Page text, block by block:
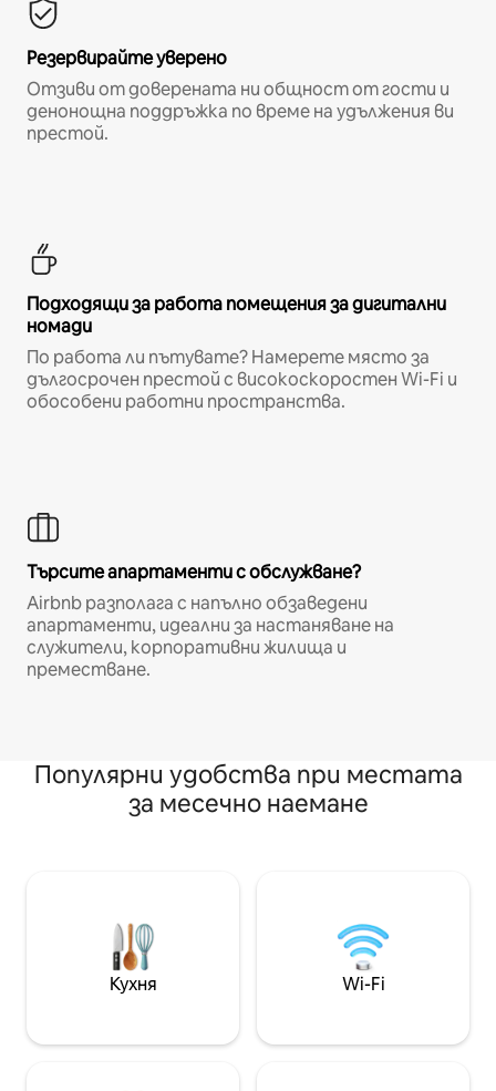
Резервирайте уверено
Отзиви от доверената ни общност от гости и
денонощна поддръжка по време на удължения ви
престой.
Подходящи за работа помещения за дигитални
номади
По работа ли пътувате? Намерете място за
дългосрочен престой с високоскоростен Wi-Fi и
обособени работни пространства.
Търсите апартаменти с обслужване?
Airbnb разполага с напълно обзаведени
апартаменти, идеални за настаняване на
служители, корпоративни жилища и
преместване.
Популярни удобства при местата
за месечно наемане
Кухня Wi-Fi